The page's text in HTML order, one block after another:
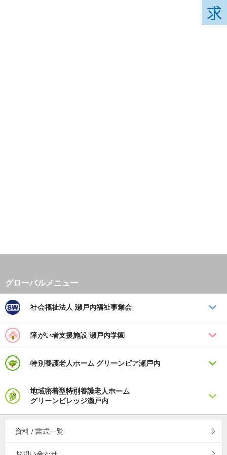
社会福祉法人 瀬戸内福祉事業会
障がい者支援施設 瀬戸内学園
特別養護老人ホーム グリーンピア瀬戸内
地域密着型特別養護老人ホーム
グリーンビレッジ瀬戸内
資料 / 書式一覧